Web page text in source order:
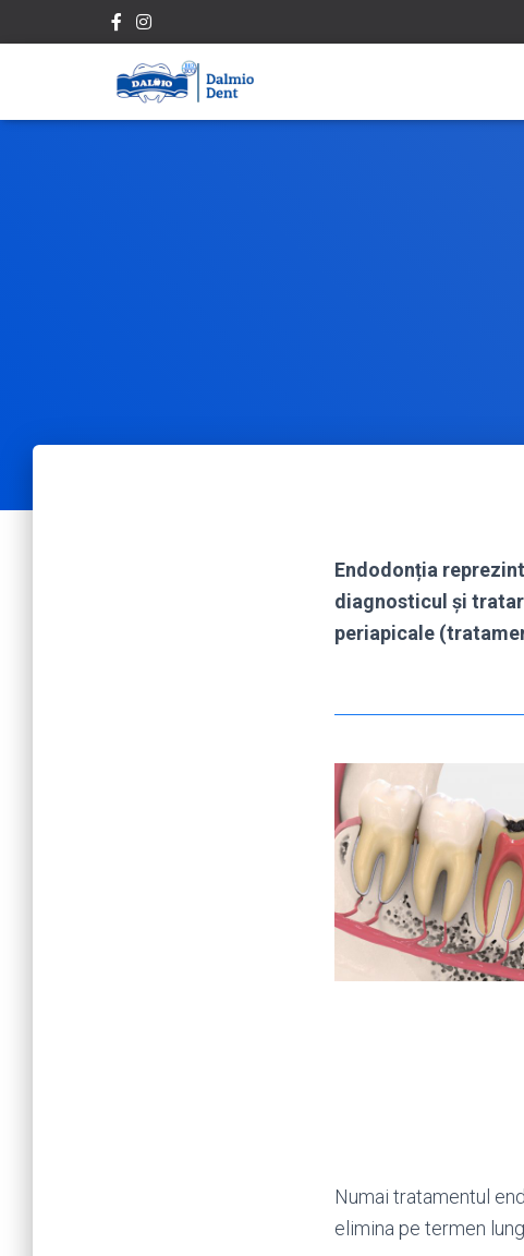
Endodonția
diagnosticul și
periapicale
Numai tratamentul
elimina pe termen